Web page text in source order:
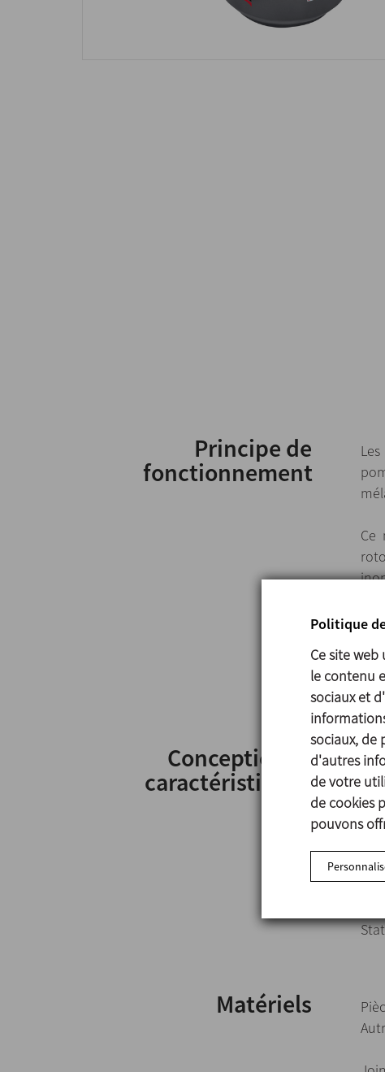
Principe de
fonctionnement
Ce
la
Conception et
caractéristiques
Matériels
Politique
Ce site
le contenu
sociaux et
sociaux, de
d'autres
de votre
de cookies
pouvons